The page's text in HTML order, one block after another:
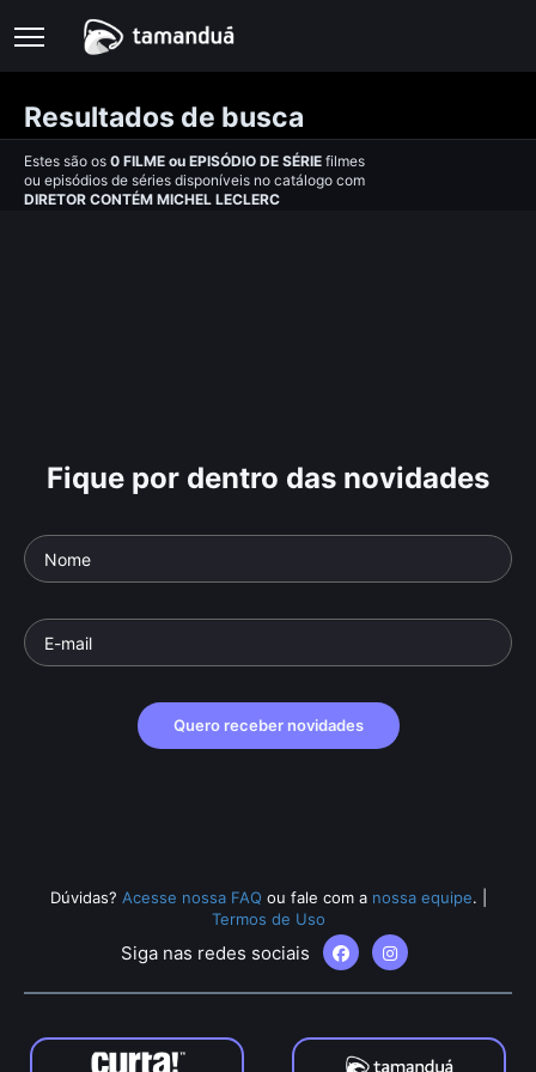
Resultados de busca
Estes são os 0 FILME ou EPISÓDIO DE SÉRIE filmes
ou episódios de séries disponíveis no catálogo com
DIRETOR CONTÉM MICHEL LECLERC
Fique por dentro das novidades
Quero receber novidades
Dúvidas? Acesse nossa FAQ ou fale com a nossa equipe.
Termos de Uso
Siga nas redes sociais